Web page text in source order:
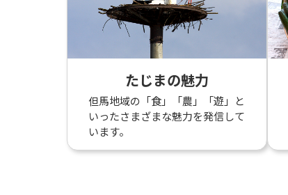
たじまの魅力
但馬地域の「食」「農」「遊」と
いったさまざまな魅力を発信して
います。